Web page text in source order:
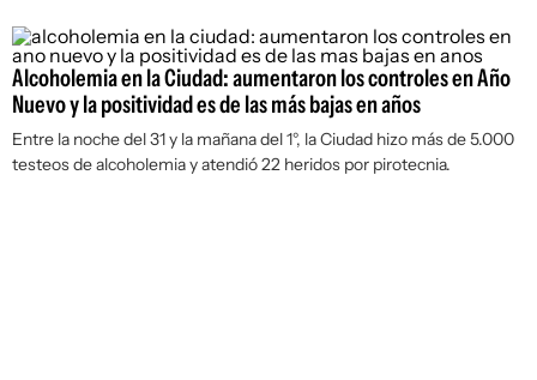
Alcoholemia en la Ciudad: aumentaron los controles en Año
Nuevo y la positividad es de las más bajas en años
Entre la noche del 31 y la mañana del 1°, la Ciudad hizo más de 5.000
testeos de alcoholemia y atendió 22 heridos por pirotecnia.